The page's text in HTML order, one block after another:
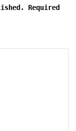
Required